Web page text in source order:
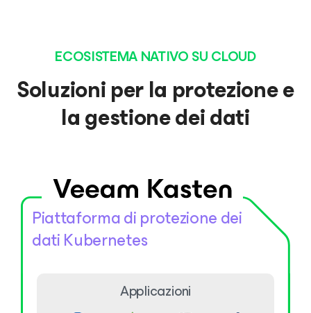
ECOSISTEMA NATIVO SU CLOUD
Soluzioni per la protezione e
la gestione dei dati
Piattaforma di protezione dei
dati Kubernetes
Applicazioni